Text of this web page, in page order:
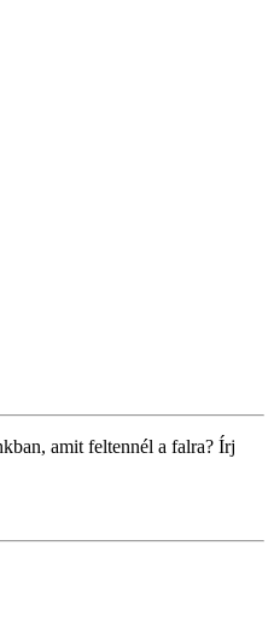
amit feltennél a falra? Írj